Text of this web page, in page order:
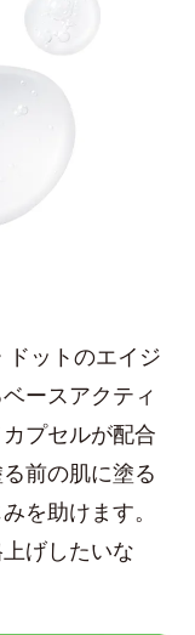
ットのエイジ
ースアクティ
プセルが配合
前の肌に塗る
を助けます。
げしたいな